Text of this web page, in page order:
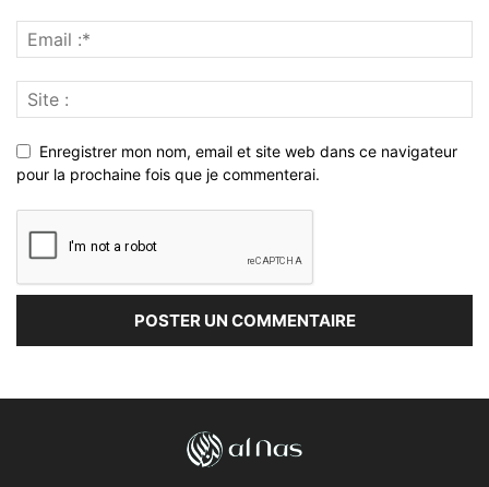
Enregistrer mon nom, email et site web dans ce navigateur
pour la prochaine fois que je commenterai.